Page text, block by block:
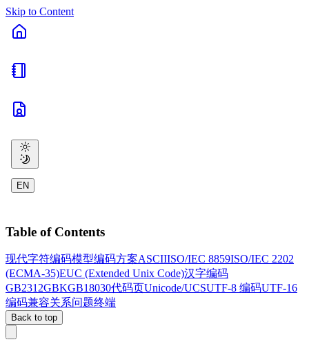
Skip to Content
EN
Table of Contents
现代字符编码模型编码方案ASCIIISO/IEC 8859ISO/IEC 2202
(ECMA-35)EUC (Extended Unix Code)汉字编码
GB2312GBKGB18030代码页Unicode/UCSUTF-8 编码UTF-16
编码兼容关系问题终端
Back to top